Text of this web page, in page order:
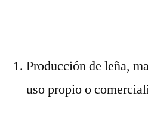
Producción de leña,
uso propio o